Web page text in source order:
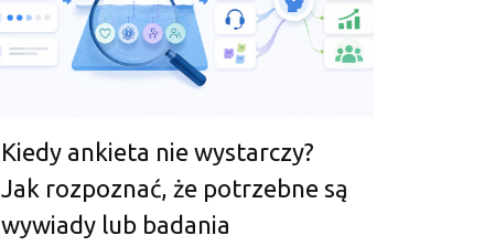
Kiedy ankieta nie wystarczy?
Jak rozpoznać, że potrzebne są
wywiady lub badania